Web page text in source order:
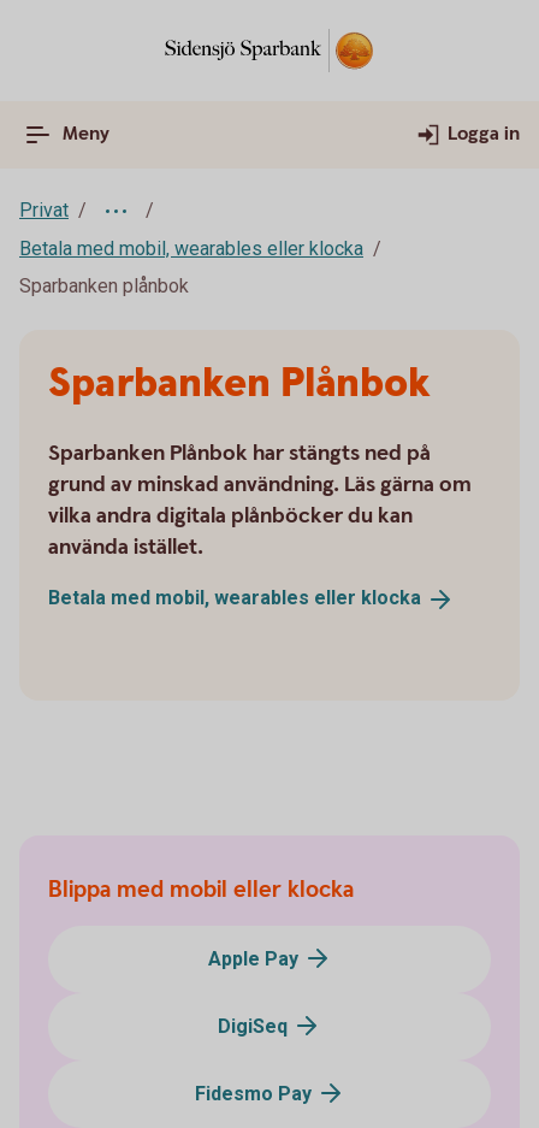
Meny Logga in
Privat
Betala med mobil, wearables eller klocka
Sparbanken plånbok
Sparbanken Plånbok
Sparbanken Plånbok har stängts ned på
grund av minskad användning. Läs gärna om
vilka andra digitala plånböcker du kan
använda istället.
Betala med mobil, wearables eller klocka
Blippa med mobil eller klocka
Apple Pay
DigiSeq
Fidesmo Pay